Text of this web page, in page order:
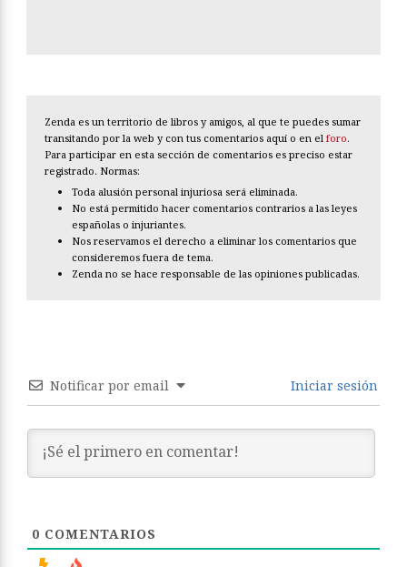
Zenda es un territorio de libros y amigos, al que te puedes sumar
transitando por la web y con tus comentarios aquí o en el foro.
Para participar en esta sección de comentarios es preciso estar
registrado. Normas:
Toda alusión personal injuriosa será eliminada.
No está permitido hacer comentarios contrarios a las leyes
españolas o injuriantes.
Nos reservamos el derecho a eliminar los comentarios que
consideremos fuera de tema.
Zenda no se hace responsable de las opiniones publicadas.
Notificar por email Iniciar sesión
0 COMENTARIOS